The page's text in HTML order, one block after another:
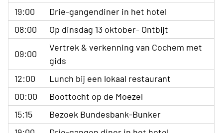
19:00
Drie-gangendiner in het hotel
08:00
Op dinsdag 13 oktober- Ontbijt
09:00
Vertrek & verkenning van Cochem met
gids
12:00
Lunch bij een lokaal restaurant
00:00
Boottocht op de Moezel
15:15
Bezoek Bundesbank-Bunker